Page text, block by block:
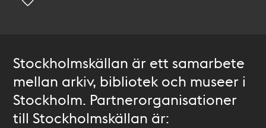
Stockholmskällan är ett samarbete
mellan arkiv, bibliotek och museer i
Stockholm. Partnerorganisationer
till Stockholmskällan är: